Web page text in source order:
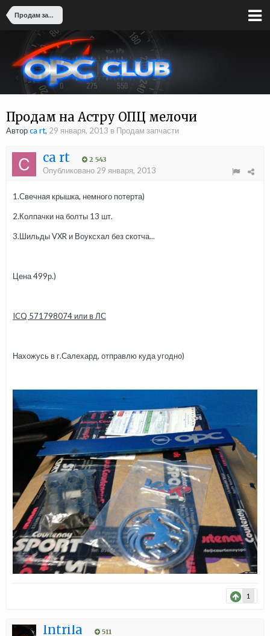
Продам запчасти
Продам на Астру ОПЦ мелочи
Авторca rt, 29 января, 2013 в Продам запчасти
ca rt 2 543
Опубликовано 29 января, 2013
1.Свечная крышка, немного потерта)
2.Колпачки на болты 13 шт.
3.Шильды VXR и Воуксхал без скотча...
Цена 499р.)
ICQ 571798074 или в ЛС
Нахожусь в г.Салехард, отправлю куда угодно)
1
Intrila 511